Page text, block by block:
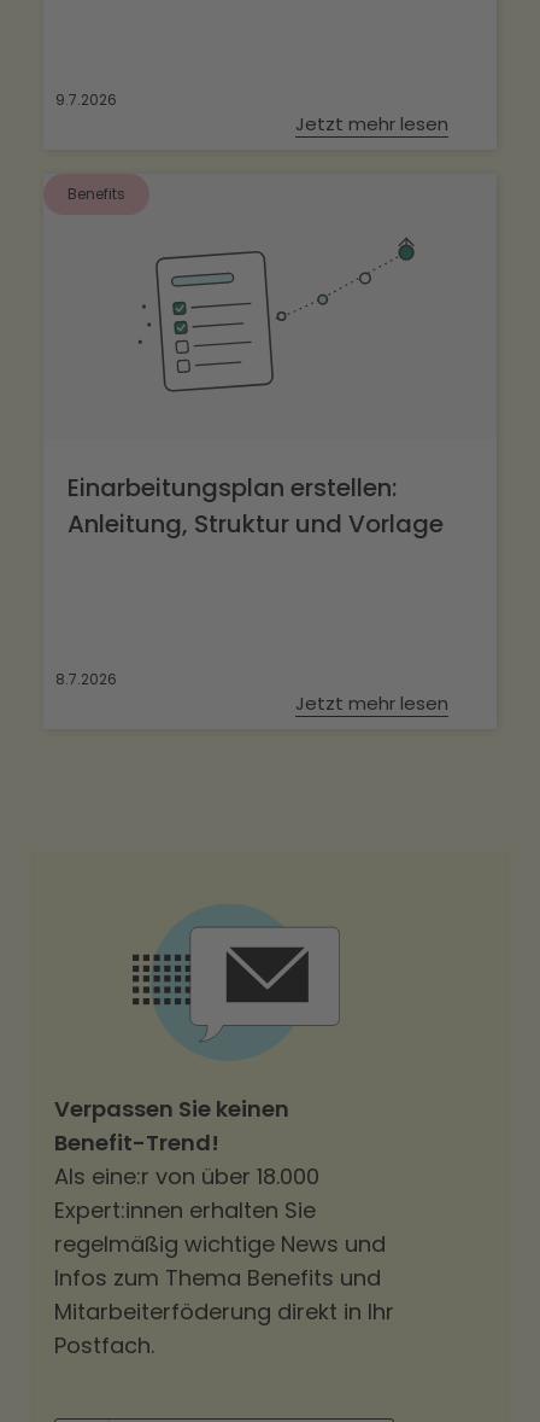
9.7.2026
Jetzt mehr lesen
Benefits
Einarbeitungsplan erstellen:
Anleitung, Struktur und Vorlage
8.7.2026
Jetzt mehr lesen
Verpassen Sie keinen
Benefit-Trend!
Als eine:r von über 18.000
Expert:innen erhalten Sie
regelmäßig wichtige News und
Infos zum Thema Benefits und
Mitarbeiterföderung direkt in Ihr
Postfach.